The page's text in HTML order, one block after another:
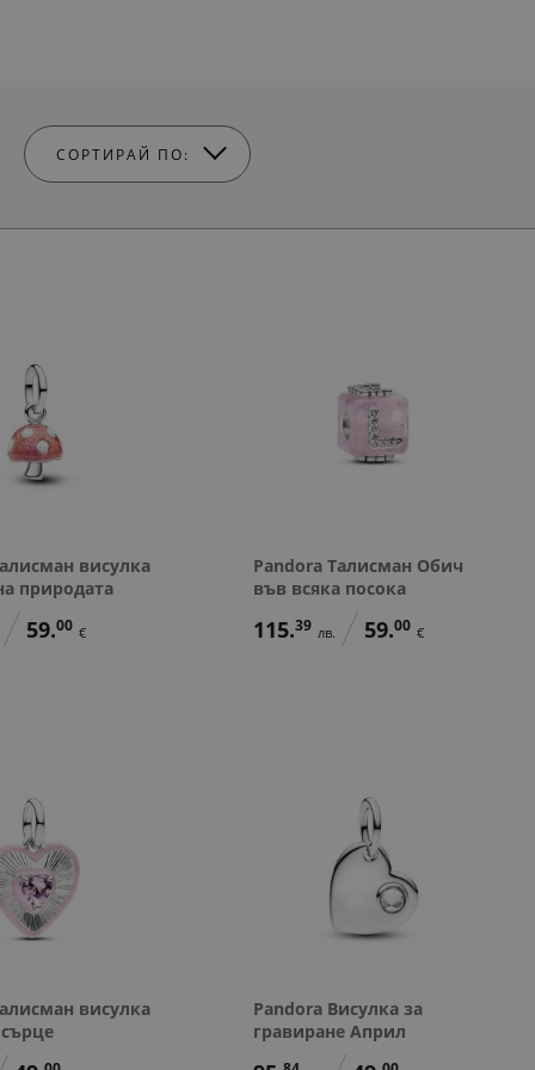
СОРТИРАЙ ПО:
висулка
природата
59.00 €
Pandora Талисман Обич
във всяка посока
115.39 лв. 59.00 €
висулка
Pandora Висулка за
гравиране Април